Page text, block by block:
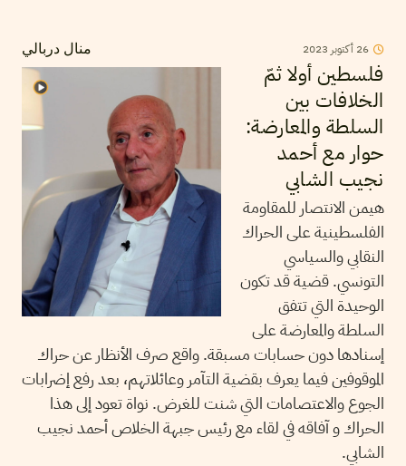
منال دربالي 26 أكتوبر 2023
فلسطين أولا ثمّ
الخلافات بين
السلطة والمعارضة:
حوار مع أحمد
نجيب الشابي
هيمن الانتصار للمقاومة
الفلسطينية على الحراك
النقابي والسياسي
التونسي. قضية قد تكون
الوحيدة التي تتفق
السلطة والمعارضة على
إسنادها دون حسابات مسبقة. واقع صرف الأنظار عن حراك
الموقوفين فيما يعرف بقضية التآمر وعائلاتهم، بعد رفع إضرابات
الجوع والاعتصامات التي شنت للغرض. نواة تعود إلى هذا
الحراك و آفاقه في لقاء مع رئيس جبهة الخلاص أحمد نجيب
الشابي.